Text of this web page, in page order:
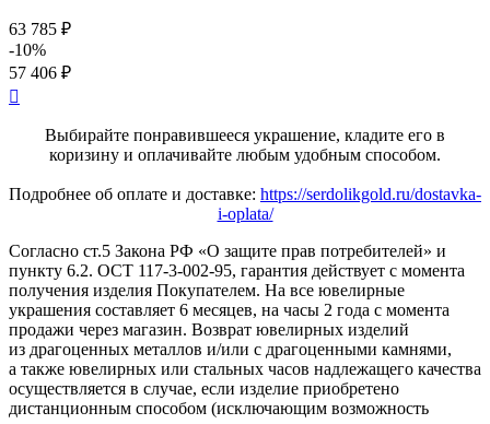
63 785 ₽
-10%
57 406 ₽

Выбирайте понравившееся украшение, кладите его в
коризину и оплачивайте любым удобным способом.
Подробнее об оплате и доставке: https://serdolikgold.ru/dostavka-
i-oplata/
Согласно ст.5 Закона РФ «О защите прав потребителей» и
пункту 6.2. ОСТ 117-3-002-95, гарантия действует с момента
получения изделия Покупателем. На все ювелирные
украшения составляет 6 месяцев, на часы 2 года с момента
продажи через магазин. Возврат ювелирных изделий
из драгоценных металлов и/или с драгоценными камнями,
а также ювелирных или стальных часов надлежащего качества
осуществляется в случае, если изделие приобретено
дистанционным способом (исключающим возможность